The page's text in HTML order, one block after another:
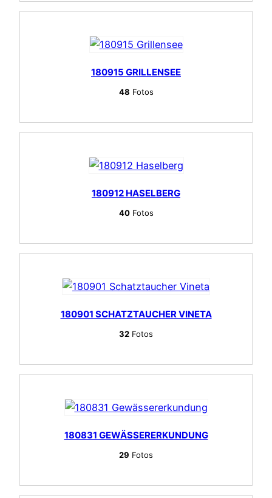
180915 GRILLENSEE
48 Fotos
180912 HASELBERG
40Fotos
180901 SCHATZTAUCHER VINETA
32 Fotos
180831 GEWÄSSERERKUNDUNG
29 Fotos